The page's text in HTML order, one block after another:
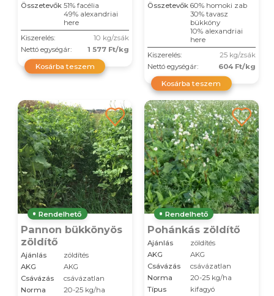
Összetevők 51% facélia
49% alexandriai
here
Kiszerelés:
10 kg/zsák
Nettó egységár:
1 577 Ft/kg
Kosárba teszem
Összetevők 60% homoki zab
30% tavasz
bükköny
10% alexandriai
here
Kiszerelés:
25 kg/zsák
Nettó egységár:
604 Ft/kg
Kosárba teszem
Rendelhető
Pannon bükkönyös
zöldítő
Ajánlás
zöldítés
AKG
AKG
Csávázás
csávázatlan
Norma
20-25 kg/ha
Rendelhető
Pohánkás zöldítő
Ajánlás
zöldítés
AKG
AKG
Csávázás
csávázatlan
Norma
20-25 kg/ha
Típus
kifagyó